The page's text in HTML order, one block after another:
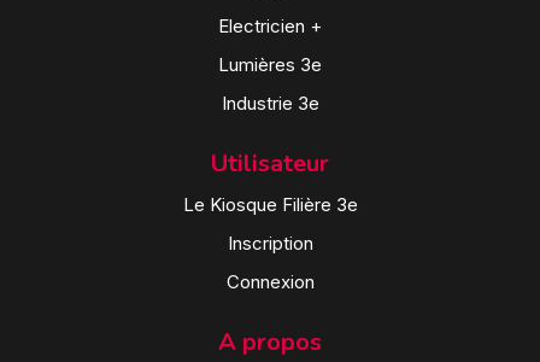
Electricien +
Lumières 3e
Industrie 3e
Utilisateur
Le Kiosque Filière 3e
Inscription
Connexion
A propos